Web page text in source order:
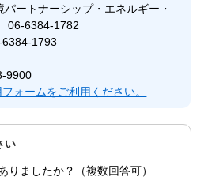
パートナーシップ・エネルギー・
06-6384-1782
6384-1793
9900
ォームをご利用ください。
い
りましたか？（複数回答可）